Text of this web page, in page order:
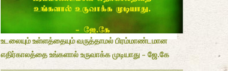
உடலையும் உள்ளத்தையும் வருத்தாமல் பிரம்மாண்டமான
எதிர்காலத்தை உங்களால் உருவாக்க முடியாது - ஜே.கே